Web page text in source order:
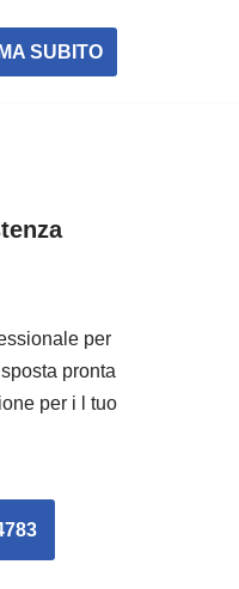
SUBITO
per
pronta
per i l tuo